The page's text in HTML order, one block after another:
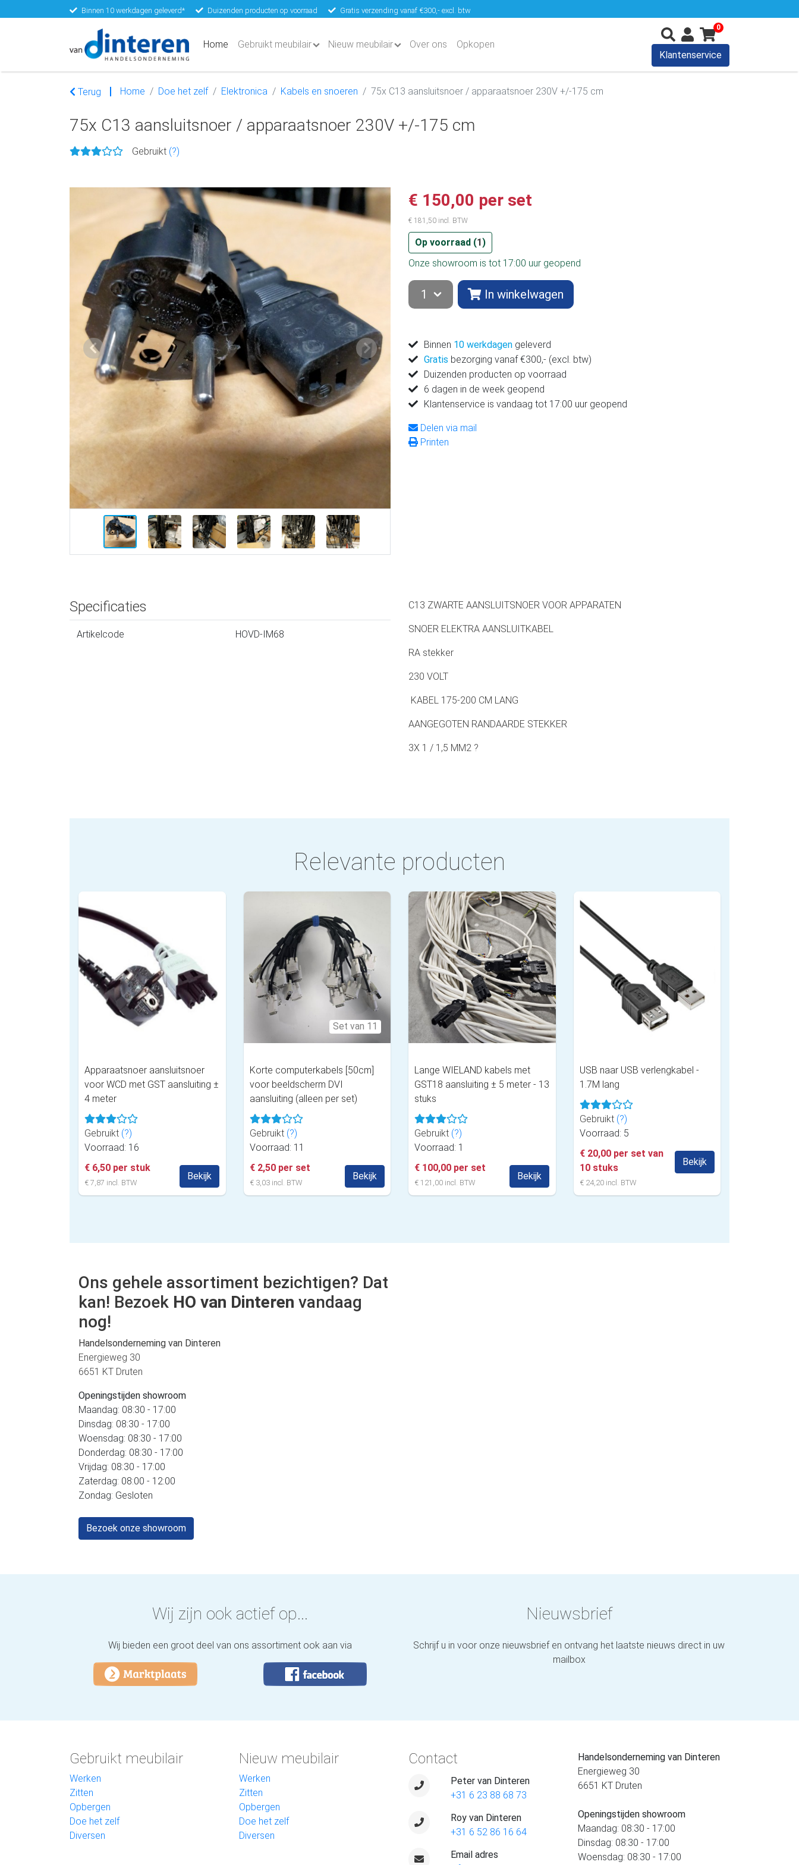
Binnen 10 werkdagen geleverd* Duizenden producten op voorraad Gratis verzending vanaf €300,- excl. btw
Home (current)
Gebruikt meubilair Nieuw meubilair Over ons Opkopen
0
Klantenservice
Terug Home Doe het zelf Elektronica Kabels en snoeren 75x C13 aansluitsnoer / apparaatsnoer 230V +/-175 cm
75x C13 aansluitsnoer / apparaatsnoer 230V +/-175 cm
Gebruikt (?)
Vorige Volgende
€ 150,00 per set
€ 181,50 incl. BTW
Op voorraad (1)
Onze showroom is tot 17:00 uur geopend
In winkelwagen
Binnen 10 werkdagen geleverd
Gratis bezorging vanaf €300,- (excl. btw)
Duizenden producten op voorraad
6 dagen in de week geopend
Klantenservice is vandaag tot 17:00 uur geopend
Delen via mail
Printen
C13 ZWARTE AANSLUITSNOER VOOR APPARATEN
SNOER ELEKTRA AANSLUITKABEL
RA stekker
230 VOLT
KABEL 175-200 CM LANG
AANGEGOTEN RANDAARDE STEKKER
3X 1 / 1,5 MM2 ?
Specificaties
Artikelcode HOVD-IM68
Relevante producten
Apparaatsnoer aansluitsnoer
voor WCD met GST aansluiting ±
4 meter
Gebruikt (?)
Voorraad: 16
€ 6,50 per stuk
€ 7,87 incl. BTW
Bekijk
Set van 11
Korte computerkabels [50cm]
voor beeldscherm DVI
aansluiting (alleen per set)
Gebruikt (?)
Voorraad: 11
€ 2,50 per set
€ 3,03 incl. BTW
Bekijk
Lange WIELAND kabels met
GST18 aansluiting ± 5 meter - 13
stuks
Gebruikt (?)
Voorraad: 1
€ 100,00 per set
€ 121,00 incl. BTW
Bekijk
USB naar USB verlengkabel -
1.7M lang
Gebruikt (?)
Voorraad: 5
€ 20,00 per set van
10 stuks
€ 24,20 incl. BTW
Bekijk
Ons gehele assortiment bezichtigen? Dat
kan! Bezoek HO van Dinteren vandaag
nog!
Handelsonderneming van Dinteren
Energieweg 30
6651 KT Druten
Openingstijden showroom
Maandag: 08:30 - 17:00
Dinsdag: 08:30 - 17:00
Woensdag: 08:30 - 17:00
Donderdag: 08:30 - 17:00
Vrijdag: 08:30 - 17:00
Zaterdag: 08:00 - 12:00
Zondag: Gesloten
Bezoek onze showroom
Wij zijn ook actief op...
Wij bieden een groot deel van ons assortiment ook aan via
Nieuwsbrief
Schrijf u in voor onze nieuwsbrief en ontvang het laatste nieuws direct in uw
mailbox
Gebruikt meubilair
Werken
Zitten
Opbergen
Doe het zelf
Diversen
Nieuw meubilair
Werken
Zitten
Opbergen
Doe het zelf
Diversen
Contact
Peter van Dinteren
+31 6 23 88 68 73
Roy van Dinteren
+31 6 52 86 16 64
Email adres
Handelsonderneming van Dinteren
Energieweg 30
6651 KT Druten
Openingstijden showroom
Maandag: 08:30 - 17:00
Dinsdag: 08:30 - 17:00
Woensdag: 08:30 - 17:00